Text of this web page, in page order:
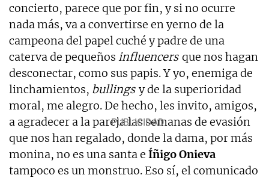
concierto, parece que por fin, y si no ocurre
nada más, va a convertirse en yerno de la
campeona del papel cuché y padre de una
caterva de pequeños influencers que nos hagan
desconectar, como sus papis. Y yo, enemiga de
linchamientos, bullings y de la superioridad
moral, me alegro. De hecho, les invito, amigos,
a agradecer a la pareja las semanas de evasión
que nos han regalado, donde la dama, por más
monina, no es una santa e Íñigo Onieva
tampoco es un monstruo. Eso sí, el comunicado